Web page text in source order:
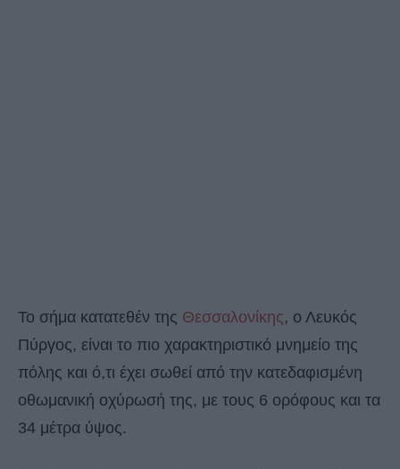
Το σήμα κατατεθέν της Θεσσαλονίκης, ο Λευκός
Πύργος, είναι το πιο χαρακτηριστικό μνημείο της
πόλης και ό,τι έχει σωθεί από την κατεδαφισμένη
οθωμανική οχύρωσή της, με τους 6 ορόφους και τα
34 μέτρα ύψος.